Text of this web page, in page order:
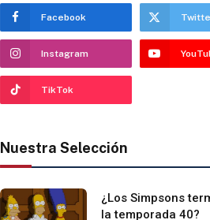
Facebook
Instagram
TikTok
Nuestra Selección
¿Los Simpsons
la temporada 40?